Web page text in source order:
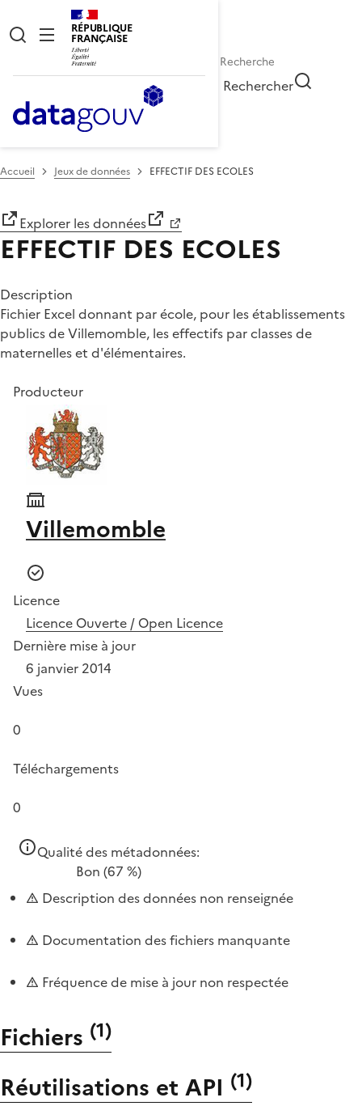
RÉPUBLIQUE
FRANÇAISE
Rechercher
Accueil Jeux de données EFFECTIF DES ECOLES
Explorer les données
EFFECTIF DES ECOLES
Description
Fichier Excel donnant par école, pour les établissements
publics de Villemomble, les effectifs par classes de
maternelles et d'élémentaires.
Producteur
Villemomble
Licence
Licence Ouverte / Open Licence
Dernière mise à jour
6 janvier 2014
Vues
0
Téléchargements
0
Qualité des métadonnées:
Bon (67 %)
Description des données non renseignée
Documentation des fichiers manquante
Fréquence de mise à jour non respectée
Fichiers (1)
Réutilisations et API (1)